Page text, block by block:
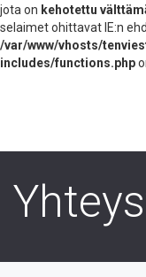
jota on kehotettu
selaimet ohittavat IE:n
/var/www/vhosts/
includes/functions.php